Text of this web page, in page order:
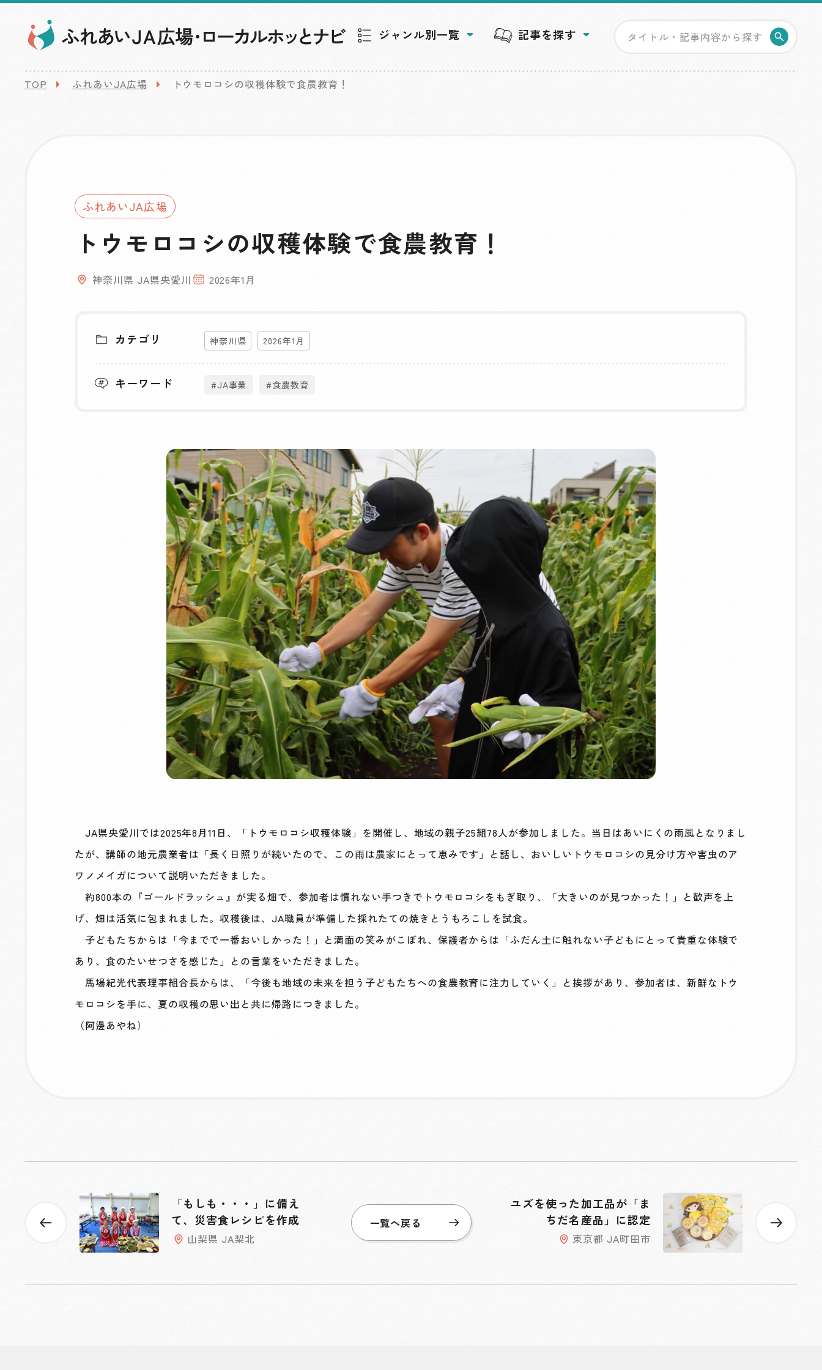
ジャンル別一覧 記事を探す
TOP ふれあいJA広場 トウモロコシの収穫体験で食農教育！
ふれあいJA広場
トウモロコシの収穫体験で食農教育！
神奈川県 JA県央愛川 2026年1月
カテゴリ 神奈川県 2026年1月
キーワード #JA事業 #食農教育
JA県央愛川では2025年8月11日、「トウモロコシ収穫体験」を開催し、地域の親子25組78人が参加しました。当日はあいにくの雨風となりまし
たが、講師の地元農業者は「長く日照りが続いたので、この雨は農家にとって恵みです」と話し、おいしいトウモロコシの見分け方や害虫のア
ワノメイガについて説明いただきました。
約800本の『ゴールドラッシュ』が実る畑で、参加者は慣れない手つきでトウモロコシをもぎ取り、「大きいのが見つかった！」と歓声を上
げ、畑は活気に包まれました。収穫後は、JA職員が準備した採れたての焼きとうもろこしを試食。
子どもたちからは「今までで一番おいしかった！」と満面の笑みがこぼれ、保護者からは「ふだん土に触れない子どもにとって貴重な体験で
あり、食のたいせつさを感じた」との言葉をいただきました。
馬場紀光代表理事組合長からは、「今後も地域の未来を担う子どもたちへの食農教育に注力していく」と挨拶があり、参加者は、新鮮なトウ
モロコシを手に、夏の収穫の思い出と共に帰路につきました。
（阿邊あやね）
「もしも・・・」に備え
て、災害食レシピを作成
山梨県 JA梨北
ユズを使った加工品が「ま
ちだ名産品」に認定
東京都 JA町田市
一覧へ戻る